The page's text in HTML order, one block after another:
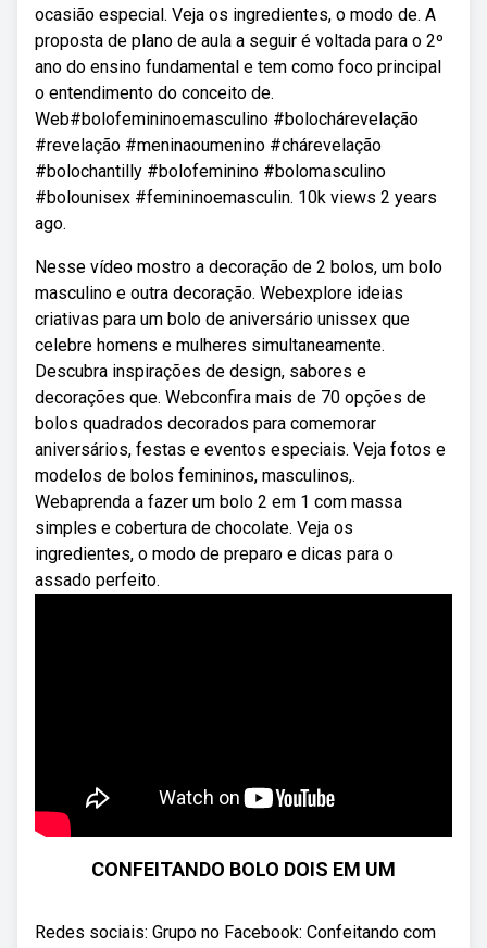
ocasião especial. Veja os ingredientes, o modo de. A
proposta de plano de aula a seguir é voltada para o 2º
ano do ensino fundamental e tem como foco principal
o entendimento do conceito de.
Web#bolofemininoemasculino #bolochárevelação
#revelação #meninaoumenino #chárevelação
#bolochantilly #bolofeminino #bolomasculino
#bolounisex #femininoemasculin. 10k views 2 years
ago.
Nesse vídeo mostro a decoração de 2 bolos, um bolo
masculino e outra decoração. Webexplore ideias
criativas para um bolo de aniversário unissex que
celebre homens e mulheres simultaneamente.
Descubra inspirações de design, sabores e
decorações que. Webconfira mais de 70 opções de
bolos quadrados decorados para comemorar
aniversários, festas e eventos especiais. Veja fotos e
modelos de bolos femininos, masculinos,.
Webaprenda a fazer um bolo 2 em 1 com massa
simples e cobertura de chocolate. Veja os
ingredientes, o modo de preparo e dicas para o
assado perfeito.
CONFEITANDO BOLO DOIS EM UM
Redes sociais: Grupo no Facebook: Confeitando com